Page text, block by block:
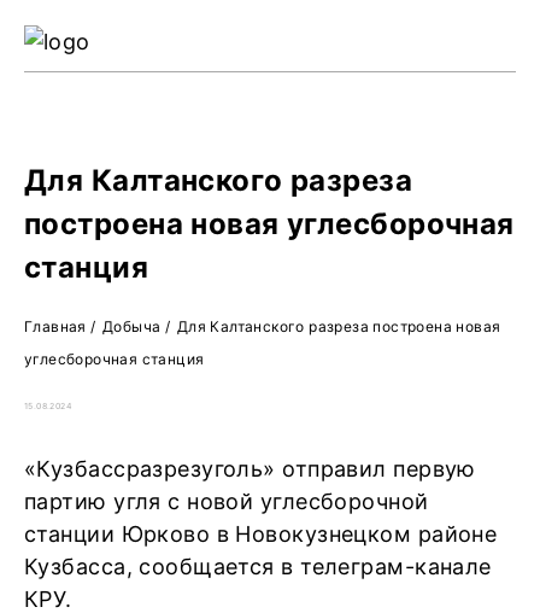
Для Калтанского разреза
построена новая углесборочная
станция
Главная / Добыча / Для Калтанского разреза построена новая
углесборочная станция
15.08.2024
«Кузбассразрезуголь» отправил первую
партию угля с новой углесборочной
станции Юрково в Новокузнецком районе
Кузбасса, сообщается в телеграм-канале
КРУ.